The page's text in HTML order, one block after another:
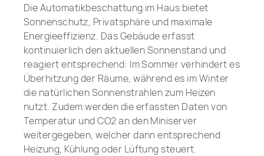
Die Automatikbeschattung im Haus bietet
Sonnenschutz, Privatsphäre und maximale
Energieeffizienz. Das Gebäude erfasst
kontinuierlich den aktuellen Sonnenstand und
reagiert entsprechend: Im Sommer verhindert es
Überhitzung der Räume, während es im Winter
die natürlichen Sonnenstrahlen zum Heizen
nutzt. Zudem werden die erfassten Daten von
Temperatur und CO2 an den Miniserver
weitergegeben, welcher dann entsprechend
Heizung, Kühlung oder Lüftung steuert.